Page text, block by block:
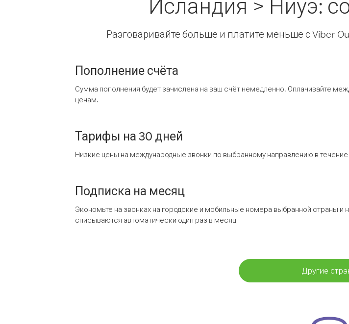
Разговаривайте больше и платите меньше с Viber
Пополнение счёта
Сумма пополнения будет зачислена на ваш счёт немедленно. Оплачивайте
ценам.
Тарифы на 30 дней
Низкие цены на международные звонки по выбранному направлению в течение
Подписка на месяц
Экономьте на звонках на городские и мобильные номера выбранной страны и
списываются автоматически один раз в месяц
Другие